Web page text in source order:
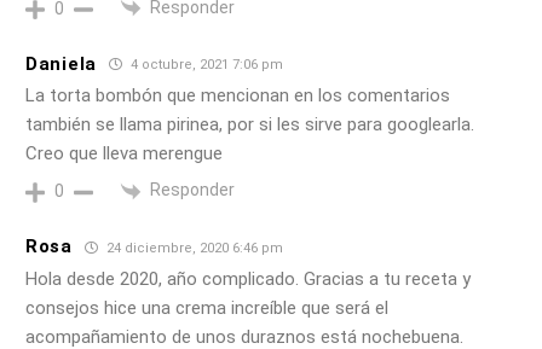
0 Responder
Daniela 4 octubre, 2021 7:06 pm
La torta bombón que mencionan en los comentarios
también se llama pirinea, por si les sirve para googlearla.
Creo que lleva merengue
0 Responder
Rosa 24 diciembre, 2020 6:46 pm
Hola desde 2020, año complicado. Gracias a tu receta y
consejos hice una crema increíble que será el
acompañamiento de unos duraznos está nochebuena.